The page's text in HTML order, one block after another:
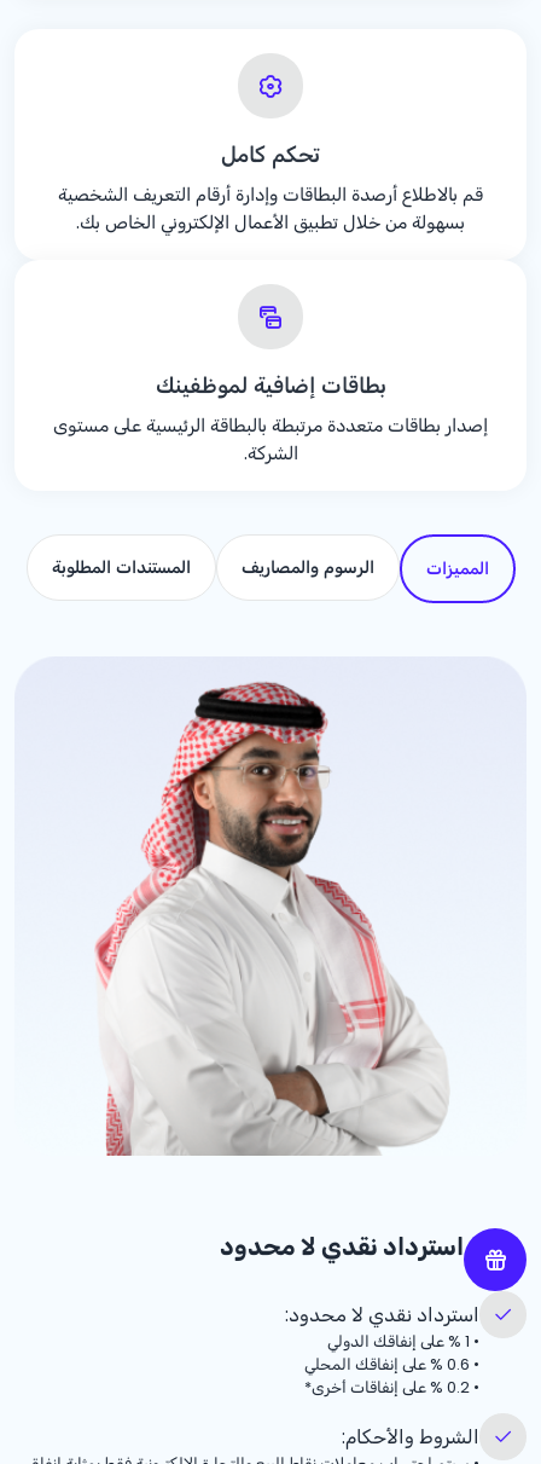
تحكم كامل
قم بالاطلاع أرصدة البطاقات وإدارة أرقام التعريف الشخصية
بسهولة من خلال تطبيق الأعمال الإلكتروني الخاص بك.
بطاقات إضافية لموظفينك
إصدار بطاقات متعددة مرتبطة بالبطاقة الرئيسية على مستوى
الشركة.
المميزات الرسوم والمصاريف المستندات المطلوبة
استرداد نقدي لا محدود
استرداد نقدي لا محدود:
•
% 1 على إنفاقك الدولي
•
% 0.6 على إنفاقك المحلي
•
% 0.2 على إنفاقات أخرى*
الشروط والأحكام: